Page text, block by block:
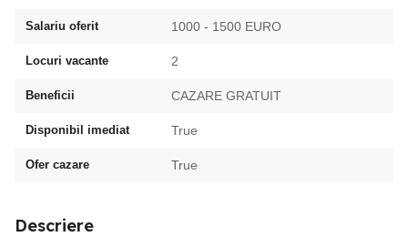
Salariu oferit 1000 - 1500 EURO
Locuri vacante 2
Beneficii CAZARE GRATUIT
Disponibil imediat True
Ofer cazare True
Descriere